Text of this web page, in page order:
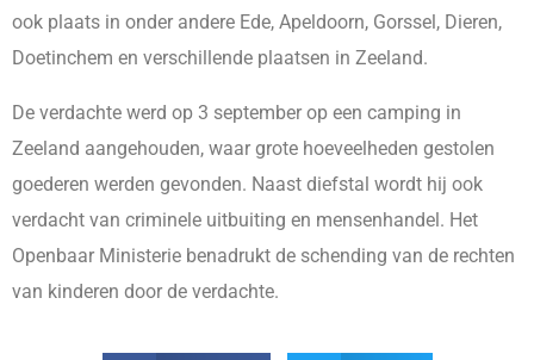
ook plaats in onder andere Ede, Apeldoorn, Gorssel, Dieren,
Doetinchem en verschillende plaatsen in Zeeland.
De verdachte werd op 3 september op een camping in
Zeeland aangehouden, waar grote hoeveelheden gestolen
goederen werden gevonden. Naast diefstal wordt hij ook
verdacht van criminele uitbuiting en mensenhandel. Het
Openbaar Ministerie benadrukt de schending van de rechten
van kinderen door de verdachte.